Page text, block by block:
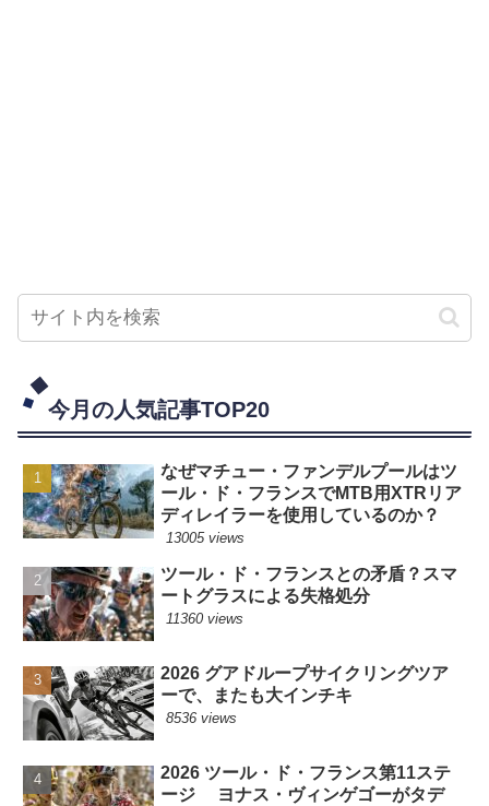
今月の人気記事TOP20
なぜマチュー・ファンデルプールはツ
ール・ド・フランスでMTB用XTRリア
ディレイラーを使用しているのか？
13005 views
ツール・ド・フランスとの矛盾？スマ
ートグラスによる失格処分
11360 views
2026 グアドループサイクリングツア
ーで、またも大インチキ
8536 views
2026 ツール・ド・フランス第11ステ
ージ ヨナス・ヴィンゲゴーがタデ